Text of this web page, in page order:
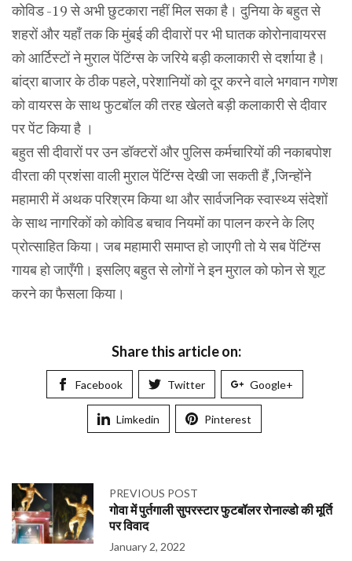
कोविड -19 से अभी छुटकारा नहीं मिल सका है। दुनिया के बहुत से
शहरों और यहाँ तक कि मुंबई की दीवारों पर भी घातक कोरोनावायरस
को आर्टिस्टों ने मुराल पेंटिंग्स के जरिये बड़ी कलाकारी से दर्शाया है।
बांद्रा बाजार के ठीक पहले, परेशानियों को दूर करने वाले भगवान गणेश
को वायरस के साथ फुटबॉल की तरह खेलते बड़ी कलाकारी से दीवार
पर पेंट किया है ।
बहुत सी दीवारों पर उन डॉक्टरों और पुलिस कर्मचारियों की नकाबपोश
वीरता की प्रशंसा वाली मुराल पेंटिंग्स देखी जा सकती हैं ,जिन्होंने
महामारी में अथक परिश्रम किया था और सार्वजनिक स्वास्थ्य संदेशों
के साथ नागरिकों को कोविड बचाव नियमों का पालन करने के लिए
प्रोत्साहित किया। जब महामारी समाप्त हो जाएगी तो ये सब पेंटिंग्स
गायब हो जाएँगी। इसलिए बहुत से लोगों ने इन मुराल को फोन से शूट
करने का फैसला किया।
Share this article on:
Facebook Twitter Google+
Limkedin Pinterest
PREVIOUS POST
गोवा में पुर्तगाली सुपरस्टार फुटबॉलर रोनाल्डो की मूर्ति
पर विवाद
January 2, 2022